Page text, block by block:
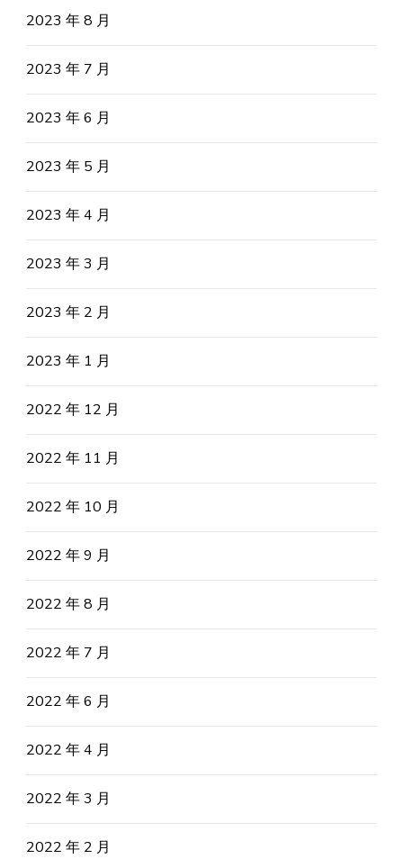
2023 年 8 月
2023 年 7 月
2023 年 6 月
2023 年 5 月
2023 年 4 月
2023 年 3 月
2023 年 2 月
2023 年 1 月
2022 年 12 月
2022 年 11 月
2022 年 10 月
2022 年 9 月
2022 年 8 月
2022 年 7 月
2022 年 6 月
2022 年 4 月
2022 年 3 月
2022 年 2 月